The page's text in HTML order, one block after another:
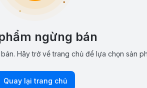
ngừng bán
Hãy trở về trang chủ để lựa chọn sản
Quay lại trang chủ